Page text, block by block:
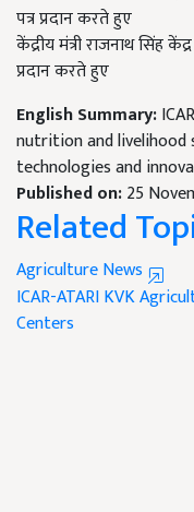
केंद्रीय मंत्री राजनाथ सिंह
प्रदान करते हुए
English Summary:
nutrition and livelihood
technologies and
Published on:25
Related
Agriculture News
ICAR-ATARIKVK
Centers